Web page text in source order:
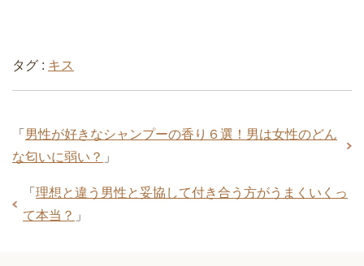
タグ : キス
「 男性が好きなシャンプーの香り６選！男は女性のどん
な匂いに弱い？ 」
「 理想と違う男性と妥協して付き合う方がうまくいくっ
て本当？ 」